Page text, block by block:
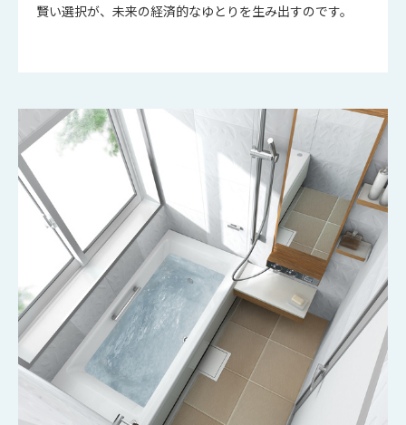
賢い選択が、未来の経済的なゆとりを生み出すのです。